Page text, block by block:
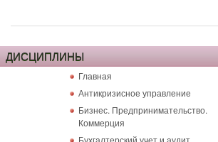
ДИСЦИПЛИНЫ
Главная
Антикризисное управление
Бизнес. Предпринимательство.
Коммерция
Бухгалтерский учет и аудит